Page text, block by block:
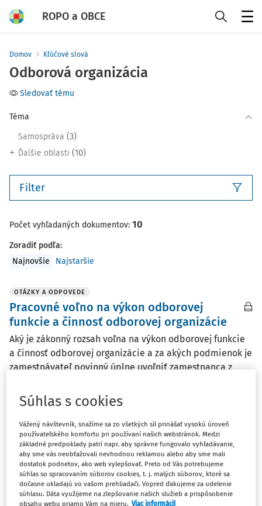
ROPO a OBCE
Domov Kľúčové slová
Odborová organizácia
Sledovať tému
Téma
Samospráva (3)
Ďalšie oblasti (10)
Filter
Počet vyhľadaných dokumentov: 10
Zoradiť podľa:
Najnovšie
Najstaršie
OTÁZKY A ODPOVEDE
Pracovné voľno na výkon odborovej
funkcie a činnosť odborovej organizácie
Aký je zákonný rozsah voľna na výkon odborovej funkcie
a činnosť odborovej organizácie a za akých podmienok je
zamestnávateľ povinný úplne uvoľniť zamestnanca z
venovať iba výkonu odborovej funkcie?
Vydané:25. 8. 2016 / 3 minúty čítania
OTÁZKY A ODPOVEDE
Pružný pracovný čas a nárok na stravné
lístky
Súhlas s cookies
Vážený návštevník, snažíme sa zo všetkých síl prinášať vysokú úroveň
používateľského komfortu pri používaní našich webstránok. Medzi
základné predpoklady patrí napr. aby správne fungovalo vyhľadávanie,
aby sme vás neobťažovali nevhodnou reklamou alebo aby sme mali
dostatok podnetov, ako web vylepšovať. Preto od Vás potrebujeme
súhlas so spracovaním súborov cookies, t. j. malých súborov, ktoré sa
dočasne ukladajú vo vašom prehliadači. Vopred ďakujeme za udelenie
súhlasu. Dáta využijeme na zlepšovanie našich služieb a prispôsobenie
obsahu webu priamo Vám na mieru. Viac informácií